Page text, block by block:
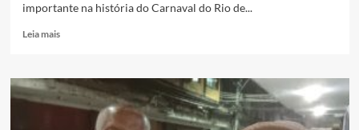
importante na história do Carnaval do Rio de...
Leia maisRead
Filme
sobre
o
compositor